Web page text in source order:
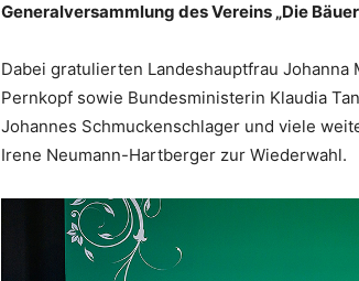
Generalversammlung des Vereins „Die
Dabei gratulierten Landeshauptfrau
Pernkopf sowie Bundesministerin Klaudia
Johannes Schmuckenschlager und viele
Irene Neumann-Hartberger zur Wiederwahl.